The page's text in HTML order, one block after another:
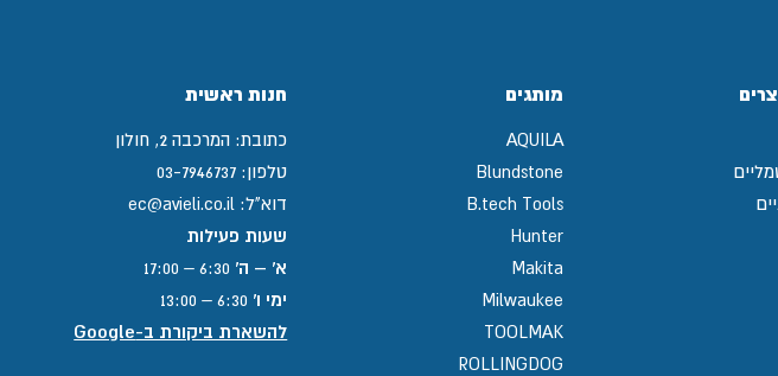
מותגים
AQUILA
Blundstone
B.tech Tools
Hunter
Makita
Milwaukee
TOOLMAK
ROLLINGDOG
חנות ראשית
כתובת: המרכבה 2, חולון
טלפון: 03-7946737
דוא"ל: ec@avieli.co.il
שעות פעילות
א' – ה'
ימי ו'
להשארת ביקורת ב-Google